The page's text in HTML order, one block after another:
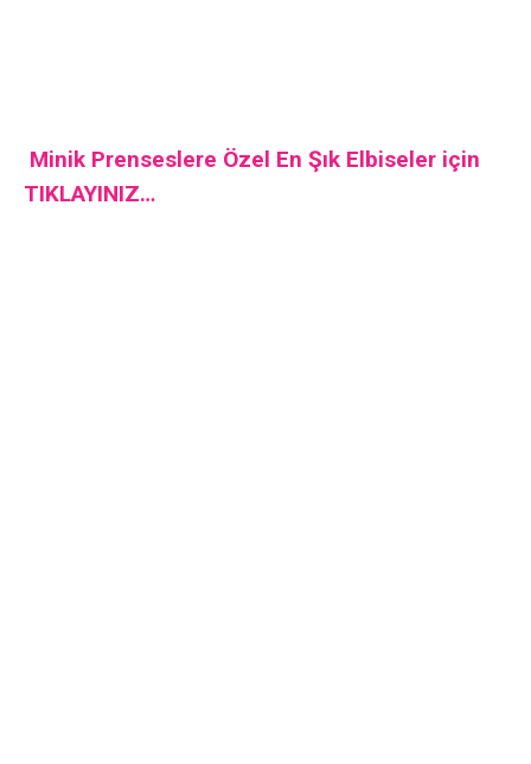
Minik Prenseslere Özel En Şık Elbiseler için
TIKLAYINIZ…